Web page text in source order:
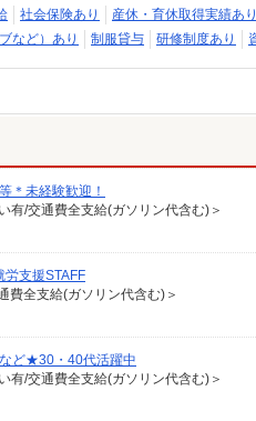
社会保険あり 産休・育休取得実績あり
など）あり
制服貸与 研修制度あり
＊未経験歓迎！
/交通費全支給(ガソリン代含む)＞
支援STAFF
全支給(ガソリン代含む)＞
ど★30・40代活躍中
/交通費全支給(ガソリン代含む)＞